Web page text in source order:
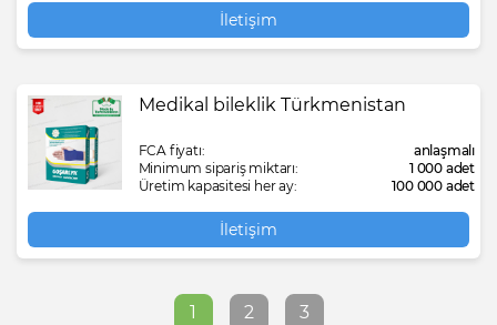
İletişim
Medikal bileklik Türkmenistan
FCA fiyatı:
anlaşmalı
Minimum sipariş miktarı:
1 000 adet
Üretim kapasitesi her ay:
100 000 adet
İletişim
1 2 3